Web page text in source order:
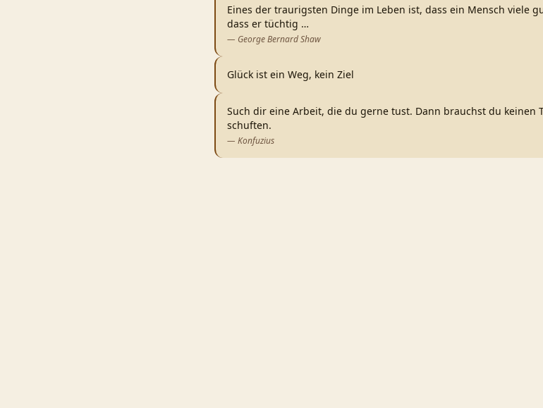
Eines der traurigsten Dinge im Leben ist, dass ein Mensch viele
dass er tüchtig …
— George Bernard Shaw
Glück ist ein Weg, kein Ziel
Such dir eine Arbeit, die du gerne tust. Dann brauchst du keinen
schuften.
— Konfuzius